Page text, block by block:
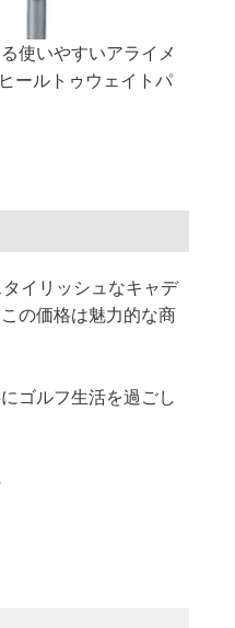
使いやすいアライメ
ールトゥウェイトパ
イリッシュなキャデ
の価格は魅力的な商
ゴルフ生活を過ごし